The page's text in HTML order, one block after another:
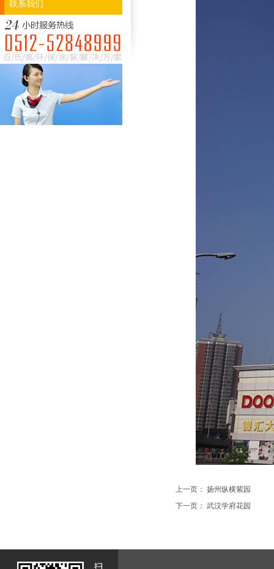
联系我们
上一页： 扬州纵横紫园
下一页： 武汉学府花园